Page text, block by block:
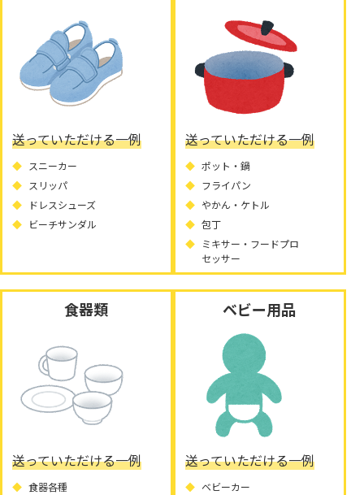
送っていただける一例
スニーカー
スリッパ
ドレスシューズ
ビーチサンダル
送っていただける一例
ポット・鍋
フライパン
やかん・ケトル
包丁
ミキサー・フードプロ
セッサー
食器類
送っていただける一例
食器各種
ベビー用品
送っていただける一例
ベビーカー